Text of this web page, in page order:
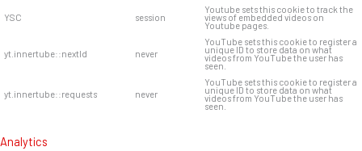
YSC session
Youtube sets this cookie to track the
views of embedded videos on
Youtube pages.
yt.innertube::nextId never
YouTube sets this cookie to register a
unique ID to store data on what
videos from YouTube the user has
seen.
yt.innertube::requests never
YouTube sets this cookie to register a
unique ID to store data on what
videos from YouTube the user has
seen.
Analytics